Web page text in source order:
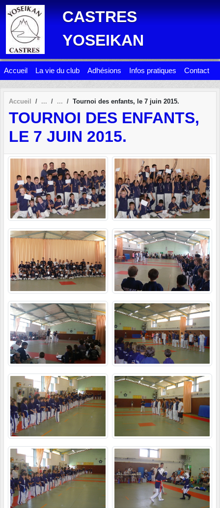
CASTRES
YOSEIKAN
Accueil La vie du club Adhésions Infos pratiques Contact
Accueil Tournoi des enfants, le 7 juin 2015.
TOURNOI DES ENFANTS,
LE 7 JUIN 2015.
Panneau de gestion des cookies